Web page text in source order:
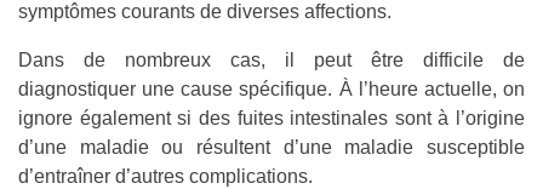
symptômes courants de diverses affections.
Dans de nombreux cas, il peut être difficile de
diagnostiquer une cause spécifique. À l’heure actuelle, on
ignore également si des fuites intestinales sont à l’origine
d’une maladie ou résultent d’une maladie susceptible
d’entraîner d’autres complications.